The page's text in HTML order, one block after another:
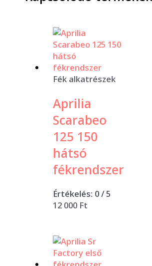
Fék alkatrészek
Aprilia
Scarabeo
125 150
hátsó
fékrendszer
Értékelés: 0/ 5
12 000 Ft